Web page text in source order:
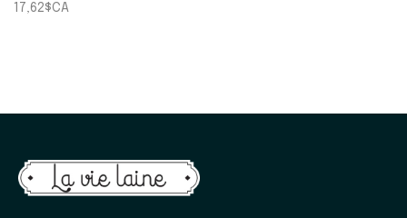
17,62$CA